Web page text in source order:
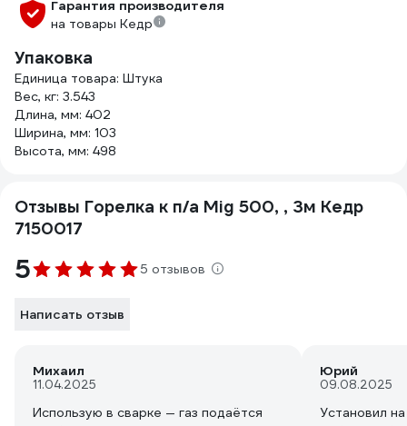
Гарантия производителя
на товары Кедр
Упаковка
Единица товара: Штука
Вес, кг: 3.543
Длина, мм: 402
Ширина, мм: 103
Высота, мм: 498
Отзывы Горелка к п/а Mig 500, , 3м Кедр
7150017
5 5 отзывов
Написать отзыв
Михаил
11.04.2025
Использую в сварке — газ подаётся
Юрий
09.08.2025
Установил